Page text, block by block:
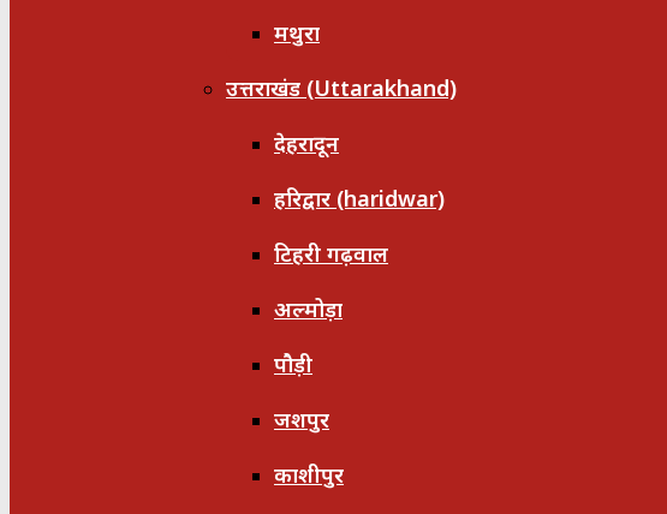
मथुरा
उत्तराखंड (Uttarakhand)
देहरादून
हरिद्वार (haridwar)
टिहरी गढ़वाल
अल्मोड़ा
पौड़ी
जशपुर
काशीपुर